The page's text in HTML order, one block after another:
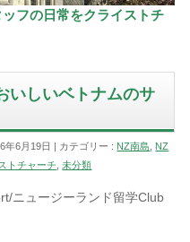
フの日常をクライストチ
いしいベトナムのサ
年6月19日 カテゴリー : NZ南島
NZ
トチャーチ ,未分類
ニュージーランド留学Club